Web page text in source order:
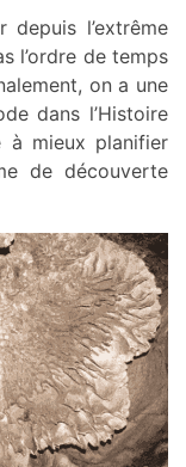
l’extrême
l’ordre de temps
on a une
dans l’Histoire
mieux planifier
de découverte